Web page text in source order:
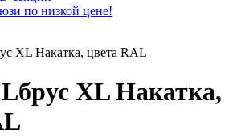
XL Накатка, цвета RAL
XL Накатка,